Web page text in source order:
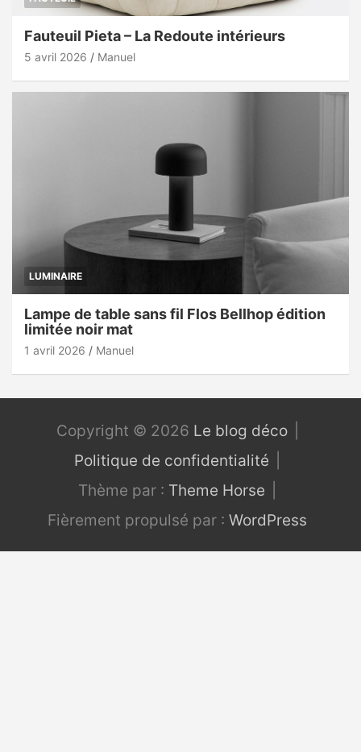
Fauteuil Pieta – La Redoute intérieurs
5 avril 2026 Manuel
LUMINAIRE
Lampe de table sans fil Flos Bellhop édition
limitée noir mat
1 avril 2026 Manuel
Copyright © 2026 Le blog déco
Politique de confidentialité
Thème par : Theme Horse
Fièrement propulsé par : WordPress